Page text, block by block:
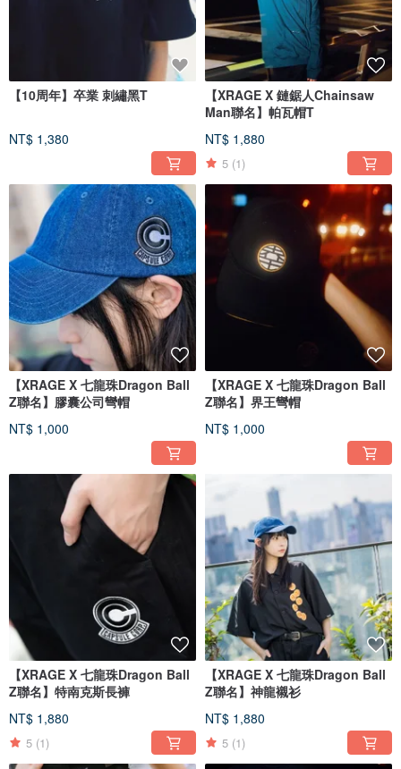
【10周年】卒業 刺繡黑T
NT$ 1,380
【XRAGE X 鏈鋸人Chainsaw
Man聯名】帕瓦帽T
NT$ 1,880
5 (1)
【XRAGE X 七龍珠Dragon Ball
Z聯名】膠囊公司彎帽
NT$ 1,000
【XRAGE X 七龍珠Dragon Ball
Z聯名】界王彎帽
NT$ 1,000
【XRAGE X 七龍珠Dragon Ball
Z聯名】特南克斯長褲
NT$ 1,880
5 (1)
【XRAGE X 七龍珠Dragon Ball
Z聯名】神龍襯衫
NT$ 1,880
5 (1)